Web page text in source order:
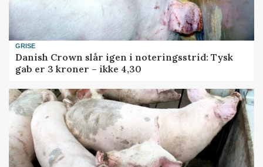
GRISE
Danish Crown slår igen i noteringsstrid: Tysk
gab er 3 kroner – ikke 4,30